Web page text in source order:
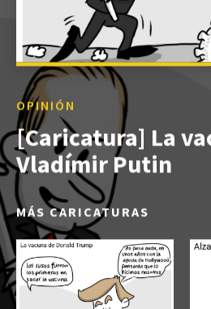
OPINIÓN
[Caricatura] La
Vladímir Putin
MÁS CARICATURAS